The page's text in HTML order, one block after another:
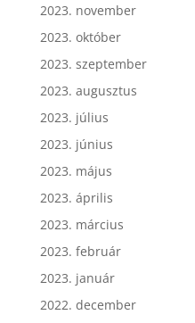
2023. november
2023. október
2023. szeptember
2023. augusztus
2023. július
2023. június
2023. május
2023. április
2023. március
2023. február
2023. január
2022. december